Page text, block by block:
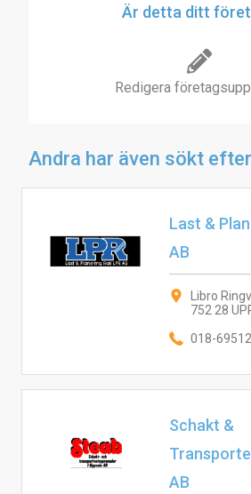
Är detta ditt
Redigera
Andra har även sökt efter
Last &
AB
Libro
752 28
018-
Schakt &
AB